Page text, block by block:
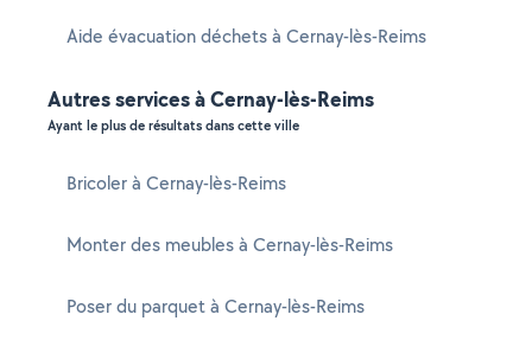
Aide évacuation déchets à Cernay-lès-Reims
Autres services à Cernay-lès-Reims
Ayant le plus de résultats dans cette ville
Bricoler à Cernay-lès-Reims
Monter des meubles à Cernay-lès-Reims
Poser du parquet à Cernay-lès-Reims